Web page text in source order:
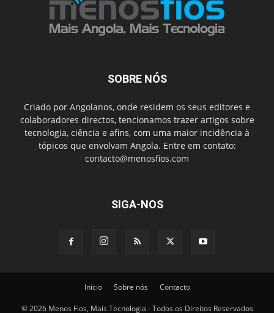
SOBRE NÓS
Criado por Angolanos, onde residem os seus editores e
colaboradores directos, tencionamos trazer artigos sobre
tecnologia, ciência e afins, com uma maior incidência à
tópicos que envolvam Angola. Entre em contato:
contacto@menosfios.com
SIGA-NOS
Início Sobre nós Contacto
© 2026 Menos Fios, Mais Tecnologia - Todos os Direitos Reservados